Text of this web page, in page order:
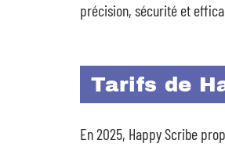
précision, sécurité et
Tarifs de
En 2025, Happy Scribe